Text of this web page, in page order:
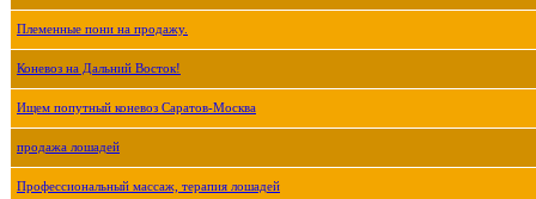
Племенные пони на продажу.
Коневоз на Дальний Восток!
Ищем попутный коневоз Саратов-Москва
продажа лошадей
Профессиональный массаж, терапия лошадей